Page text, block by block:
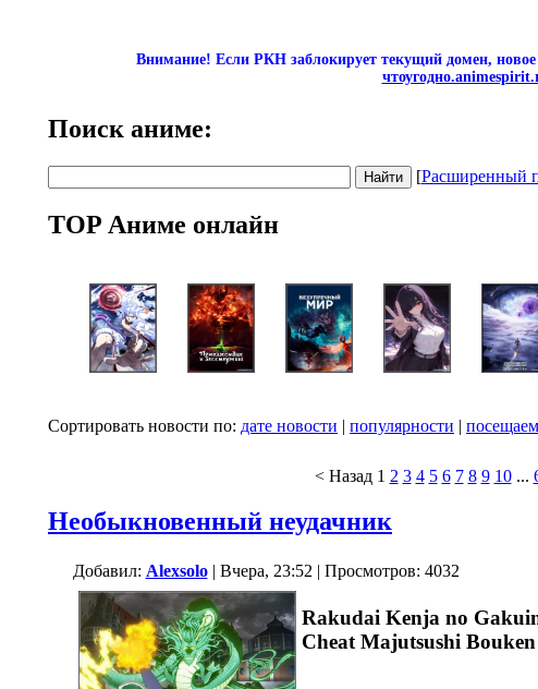
Внимание! Если РКН заблокирует текущий домен, новое
Поиск аниме:
[Расширенный
TOP Аниме онлайн
Сортировать новости по: дате новости | популярности |
< Назад 1 2 3 4 5 6 7 8 9 10...
Необыкновенный неудачник
Добавил: Alexsolo| Вчера, 23:52 | Просмотров: 4032
Rakudai Kenja no
Cheat Majutsushi